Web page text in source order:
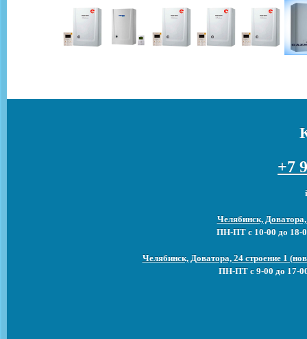
+7
Челябинск,
ПН-ПТ с 10-00 до 18-
Челябинск, Доватора, 24 строение 1
ПН-ПТ с 9-00 до 17-